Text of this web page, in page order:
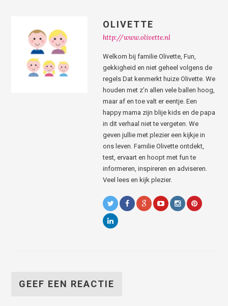
OLIVETTE
http://www.olivette.nl
Welkom bij familie Olivette, Fun,
gekkigheid en niet geheel volgens de
regels Dat kenmerkt huize Olivette. We
houden met z’n allen vele ballen hoog,
maar af en toe valt er eentje. Een
happy mama zijn blije kids en de papa
in dit verhaal niet te vergeten. We
geven jullie met plezier een kijkje in
ons leven. Familie Olivette ontdekt,
test, ervaart en hoopt met fun te
informeren, inspireren en adviseren.
Veel lees en kijk plezier.
GEEF EEN REACTIE